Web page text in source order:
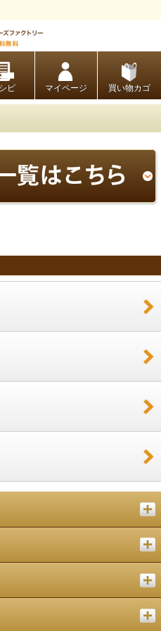
ピ マイページ 買い物カゴ